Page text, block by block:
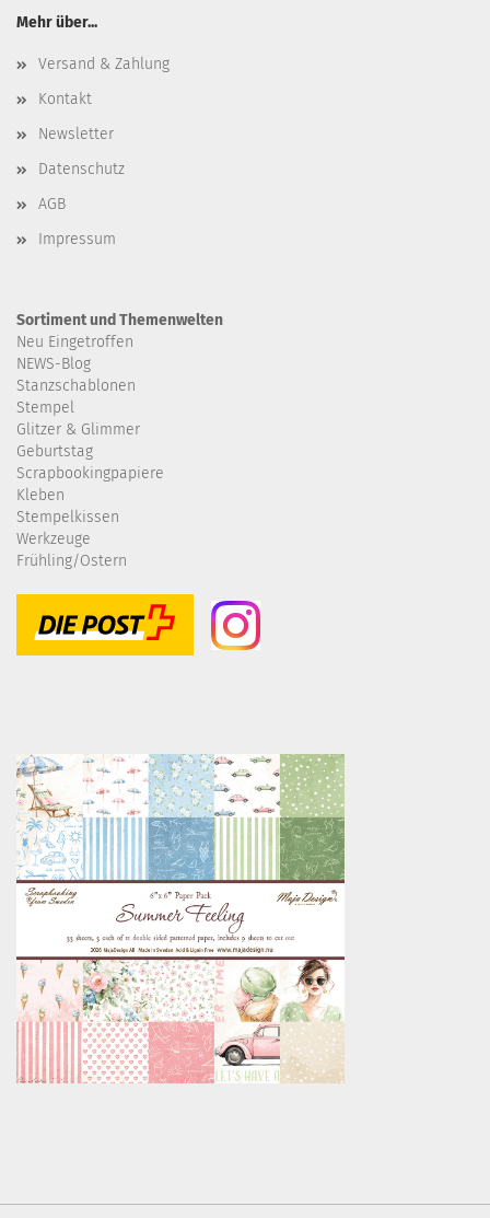
Mehr über...
Versand & Zahlung
Kontakt
Newsletter
Datenschutz
AGB
Impressum
Sortiment und Themenwelten
Neu Eingetroffen
NEWS-Blog
Stanzschablonen
Stempel
Glitzer & Glimmer
Geburtstag
Scrapbookingpapiere
Kleben
Stempelkissen
Werkzeuge
Frühling/Ostern